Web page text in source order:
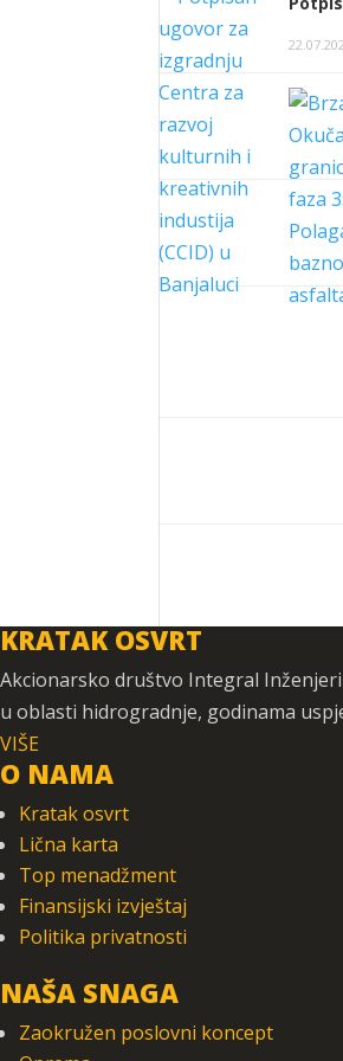
KRATAK OSVRT
Akcionarsko društvo Integral
u oblasti hidrogradnje, godinama
VIŠE
O NAMA
Kratak osvrt
Lična karta
Top menadžment
Finansijski izvještaj
Politika privatnosti
NAŠA SNAGA
Zaokružen poslovni koncept